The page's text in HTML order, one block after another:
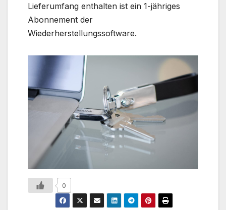
Lieferumfang enthalten ist ein 1-jähriges
Abonnement der
Wiederherstellungssoftware.
0